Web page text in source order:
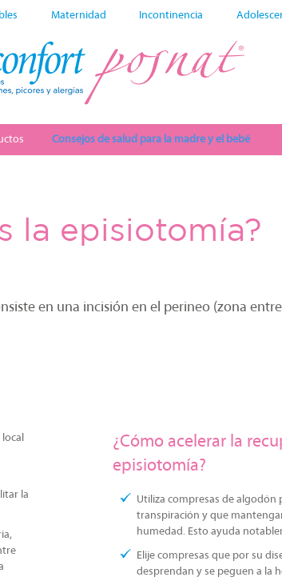
Maternidad
Consejos de salud para la madre y el bebé
Incontinencia
la episiotomía?
en una incisión en el perineo (zona
la
¿Cómo acelerar la
episiotomía?
Utiliza compresas de algodón
transpiración y que
humedad. Esto ayuda
Elije compresas que por su
desprendan y se peguen a la